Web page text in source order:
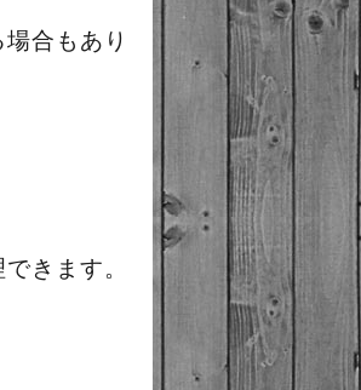
合もあり
きます。